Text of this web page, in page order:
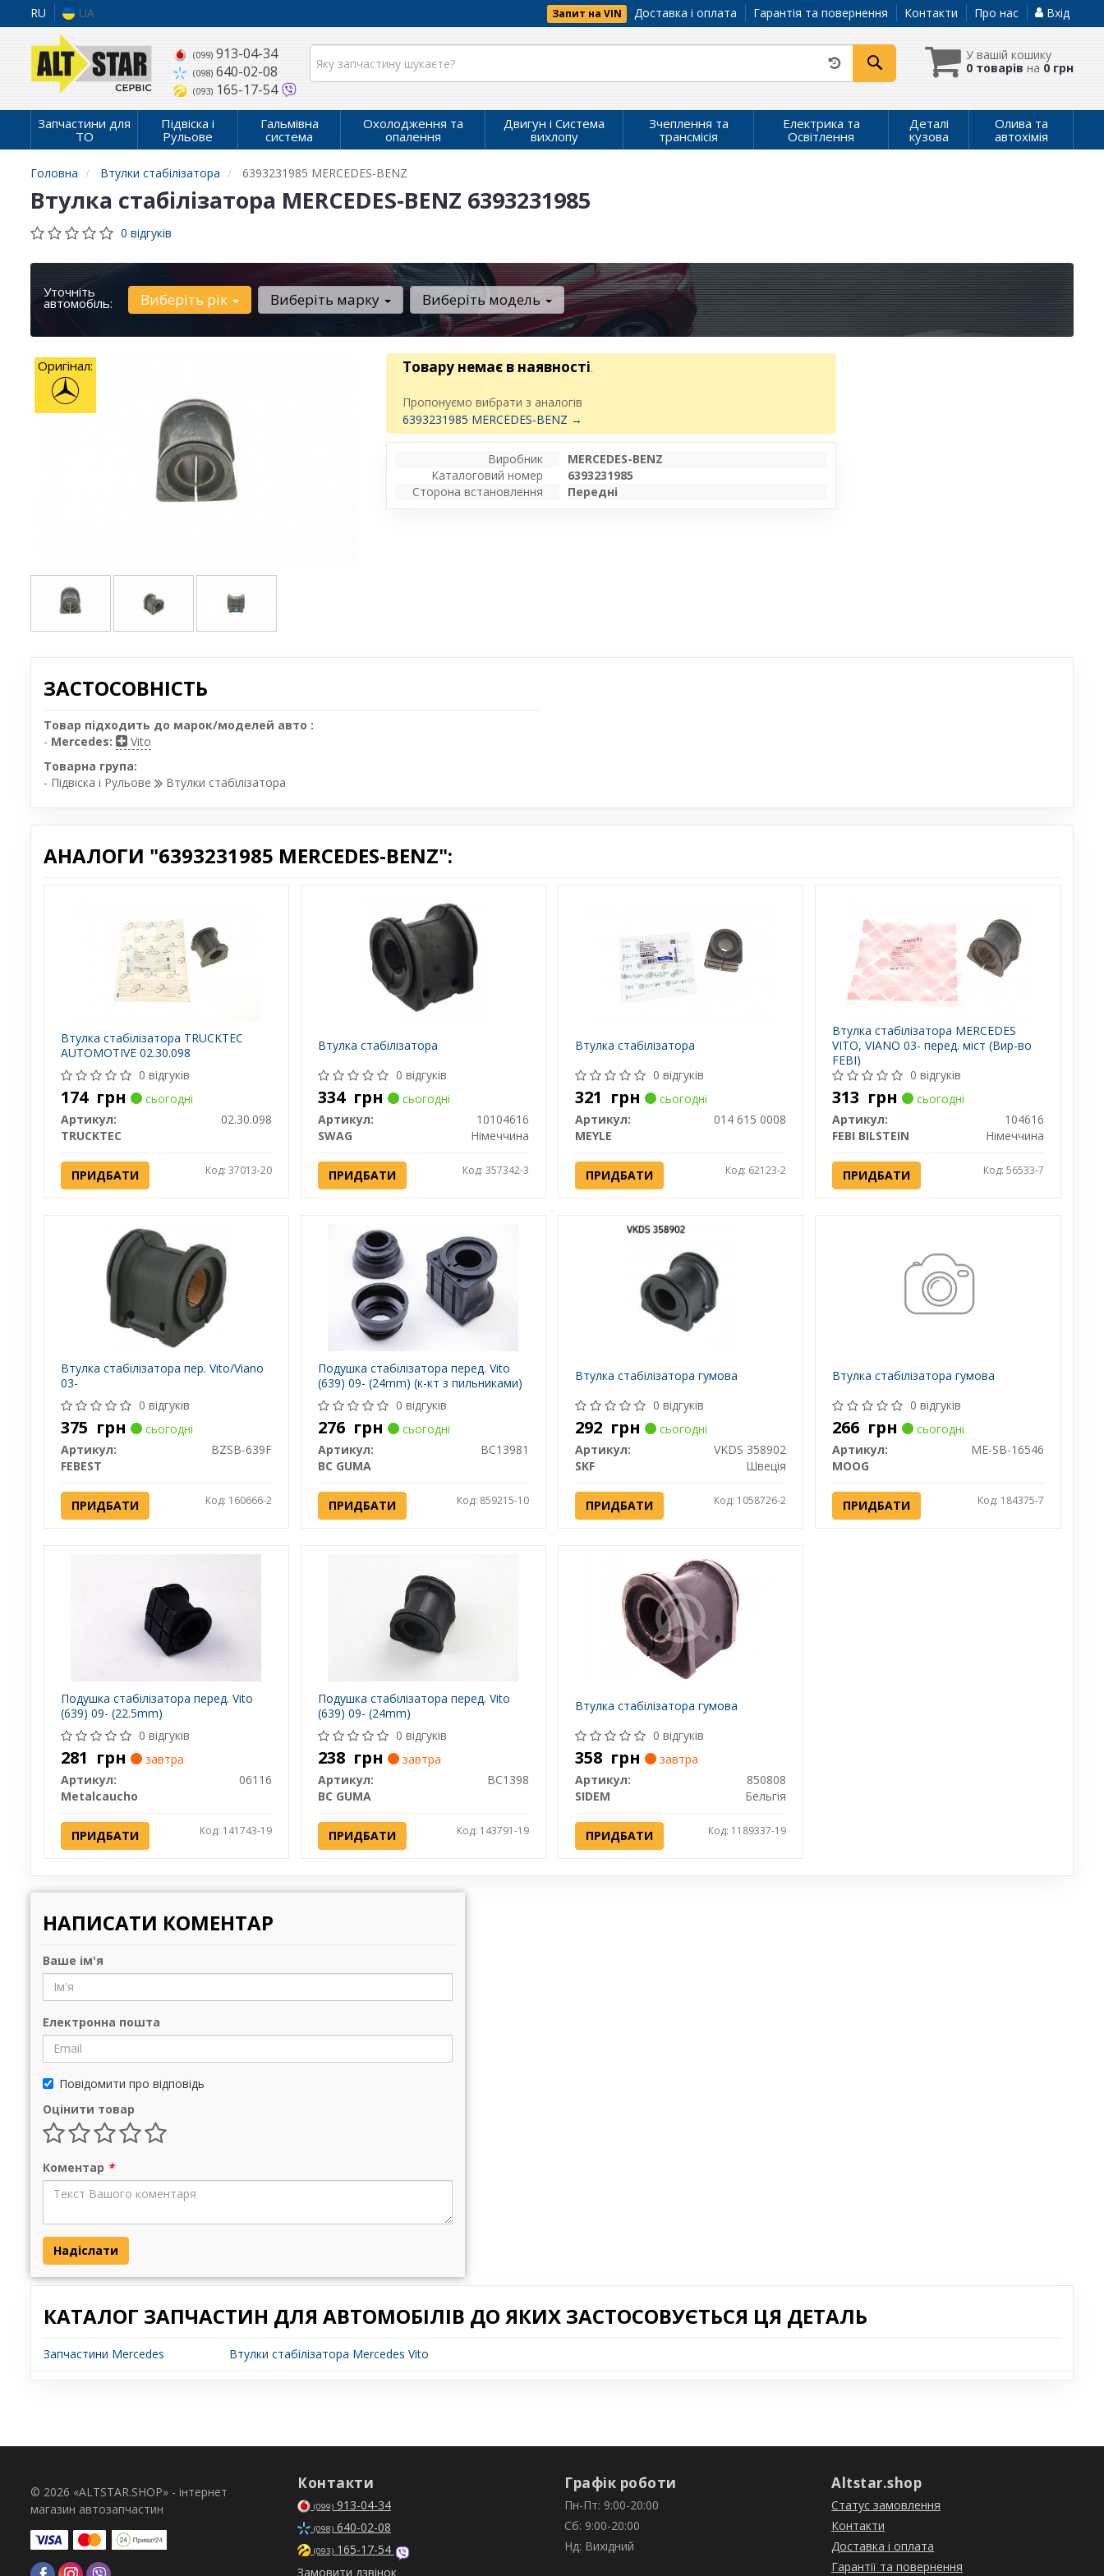
RU UA Запит на VIN Доставка і оплата Гарантія та повернення Контакти Про нас Вхід
(099)913-04-34
(098)640-02-08
(093)165-17-54
У вашій кошику
0 товарів на 0 грн
Запчастини для
ТО
Підвіска і
Рульове
Гальмівна
система
Охолодження та
опалення
Двигун і Система
вихлопу
Зчеплення та
трансмісія
Електрика та
Освітлення
Деталі
кузова
Олива та
автохімія
Головна Втулки стабілізатора 6393231985 MERCEDES-BENZ
Втулка стабілізатора MERCEDES-BENZ 6393231985
0 відгуків
Уточніть
автомобіль: Виберіть рік Виберіть марку Виберіть модель
Оригінал: Товару немає в наявності.
Пропонуємо вибрати з аналогів
6393231985 MERCEDES-BENZ →
Виробник
MERCEDES-BENZ
Каталоговий номер
6393231985
Сторона встановлення
Передні
ЗАСТОСОВНІСТЬ
Товар підходить до марок/моделей авто :
- Mercedes:
Vito
Товарна група:
- Підвіска і Рульове
Втулки стабілізатора
АНАЛОГИ "6393231985 MERCEDES-BENZ":
Втулка стабілізатора TRUCKTEC
AUTOMOTIVE 02.30.098
0 відгуків
174 грн
сьогодні
Артикул:
02.30.098
TRUCKTEC
ПРИДБАТИ Код: 37013-20
Втулка стабілізатора
0 відгуків
334 грн
сьогодні
Артикул:
10104616
SWAG
Німеччина
ПРИДБАТИ Код: 357342-3
Втулка стабілізатора
0 відгуків
321 грн
сьогодні
Артикул:
014 615 0008
MEYLE
ПРИДБАТИ Код: 62123-2
Втулка стабілізатора MERCEDES
VITO, VIANO 03- перед. міст (Вир-во
FEBI)
0 відгуків
313 грн
сьогодні
Артикул:
104616
FEBI BILSTEIN
Німеччина
ПРИДБАТИ Код: 56533-7
Втулка стабілізатора пер. Vito/Viano
03-
0 відгуків
375 грн
сьогодні
Артикул:
BZSB-639F
FEBEST
ПРИДБАТИ Код: 160666-2
Подушка стабілізатора перед. Vito
(639) 09- (24mm) (к-кт з пильниками)
0 відгуків
276 грн
сьогодні
Артикул:
BC13981
BC GUMA
ПРИДБАТИ Код: 859215-10
Втулка стабілізатора гумова
0 відгуків
292 грн
сьогодні
Артикул:
VKDS 358902
SKF
Швеція
ПРИДБАТИ Код: 1058726-2
Втулка стабілізатора гумова
0 відгуків
266 грн
сьогодні
Артикул:
ME-SB-16546
MOOG
ПРИДБАТИ Код: 184375-7
Подушка стабілізатора перед. Vito
(639) 09- (22.5mm)
0 відгуків
281 грн
завтра
Артикул:
06116
Metalcaucho
ПРИДБАТИ Код: 141743-19
Подушка стабілізатора перед. Vito
(639) 09- (24mm)
0 відгуків
238 грн
завтра
Артикул:
BC1398
BC GUMA
ПРИДБАТИ Код: 143791-19
Втулка стабілізатора гумова
0 відгуків
358 грн
завтра
Артикул:
850808
SIDEM
Бельгія
ПРИДБАТИ Код: 1189337-19
НАПИСАТИ КОМЕНТАР
Ваше ім'я
Електронна пошта
Повідомити про відповідь
Оцінити товар
Коментар *
Надіслати
КАТАЛОГ ЗАПЧАСТИН ДЛЯ АВТОМОБІЛІВ ДО ЯКИХ ЗАСТОСОВУЄТЬСЯ ЦЯ ДЕТАЛЬ
Запчастини Mercedes Втулки стабілізатора Mercedes Vito
© 2026 «ALTSTAR.SHOP» - інтернет
магазин автозапчастин
Контакти
(099) 913-04-34
(098) 640-02-08
(093) 165-17-54
Замовити дзвінок
Графік роботи
Пн-Пт: 9:00-20:00
Сб: 9:00-20:00
Нд: Вихідний
Altstar.shop
Статус замовлення
Контакти
Доставка і оплата
Гарантії та повернення